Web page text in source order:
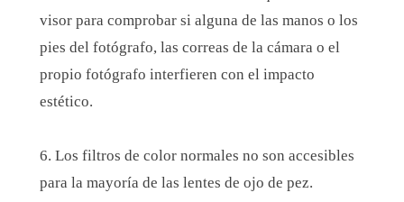
visor para comprobar si alguna de las manos o los
pies del fotógrafo, las correas de la cámara o el
propio fotógrafo interfieren con el impacto
estético.
6. Los filtros de color normales no son accesibles
para la mayoría de las lentes de ojo de pez.